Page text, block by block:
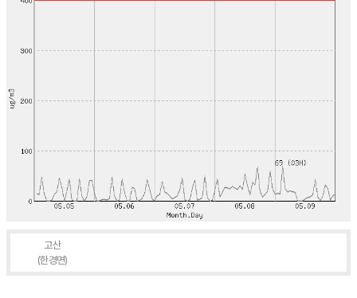
고산
(한경면)